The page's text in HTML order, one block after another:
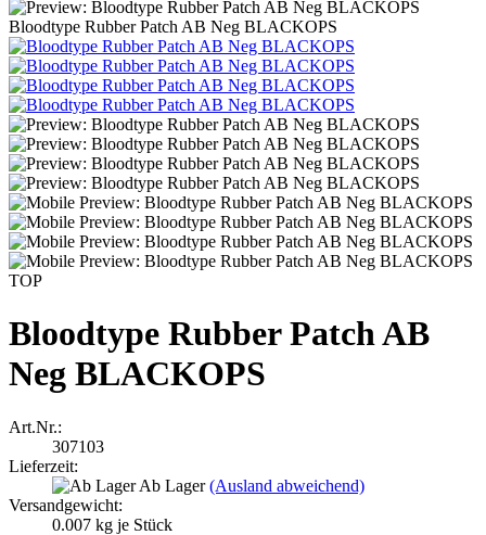
Bloodtype Rubber Patch AB Neg BLACKOPS
TOP
Bloodtype Rubber Patch AB
Neg BLACKOPS
Art.Nr.:
307103
Lieferzeit:
Ab Lager(Ausland abweichend)
Versandgewicht:
0.007 kg je Stück